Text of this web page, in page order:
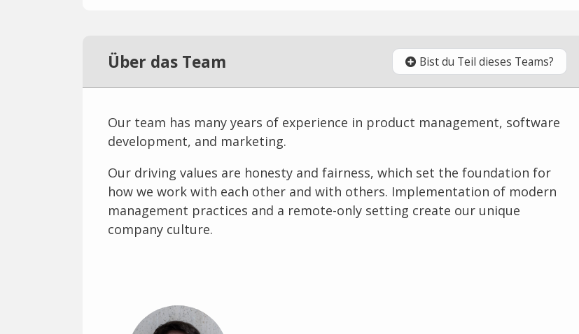
Über das Team Bist du Teil dieses Teams?
Our team has many years of experience in product management, software
development, and marketing.
Our driving values are honesty and fairness, which set the foundation for
how we work with each other and with others. Implementation of modern
management practices and a remote-only setting create our unique
company culture.